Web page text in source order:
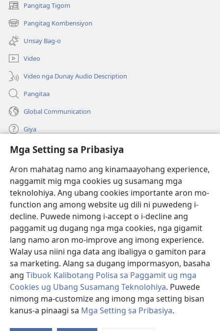
Mga Setting sa Pribasiya
Aron mahatag namo ang kinamaayohang experience,
naggamit mig mga cookies ug susamang mga
teknolohiya. Ang ubang cookies importante aron mo-
function ang among website ug dili ni puwedeng i-
decline. Puwede nimong i-accept o i-decline ang
paggamit ug dugang nga mga cookies, nga gigamit
lang namo aron mo-improve ang imong experience.
Walay usa niini nga data ang ibaligya o gamiton para
sa marketing. Alang sa dugang impormasyon, basaha
ang Tibuok Kalibotang Polisa sa Paggamit ug mga
Cookies ug Ubang Susamang Teknolohiya. Puwede
nimong ma-customize ang imong mga setting bisan
kanus-a pinaagi sa Mga Setting sa Pribasiya.
Pangitag Tigom
(mo-
open
ug
bag-
ong
window)
Pangitag Kombensiyon
(mo-
open
ug
bag-
ong
window)
Unsay Bag-o
Video
Video nga Dunay Audio Description
Pangitaa
Global Communication
Giya
Donasyon
(mo-
open
bag-
ong
window)
Watchtower ONLINE NGA LIBRARYA
(mo-
open
ug
bag-
window)
JW Hub
(mo-
open
ug
bag-
ong
window)
JW Library
Watchtower Library
Copyright© 2026 Watch Tower Bible and Tract Society of Pennsylvania.
KONDISYONES SA PAGGAMIT
|POLISA SA PRIBASIYA|
SA PRIBASIYA